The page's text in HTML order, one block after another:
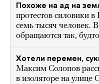
Похоже на ад на
протестов силовики
семь тысяч человек.
обращаются так,
Хотели перемен,
Максим Солопов
в изоляторе на улице